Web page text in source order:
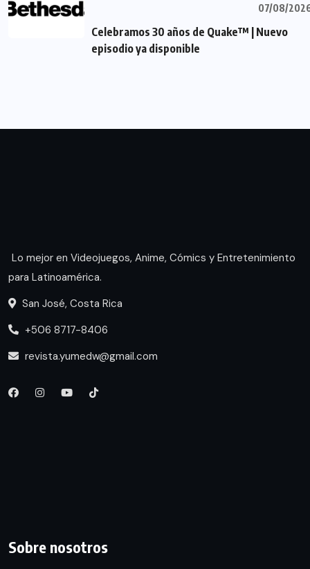
07/08/
Celebramos 30 años de Quake™ | Nuevo
episodio ya disponible
Lo mejor en Videojuegos, Anime, Cómics y Entretenimiento
para Latinoamérica.
San José, Costa Rica
+506 8717-8406
revista.yumedw@gmail.com
Sobre nosotros